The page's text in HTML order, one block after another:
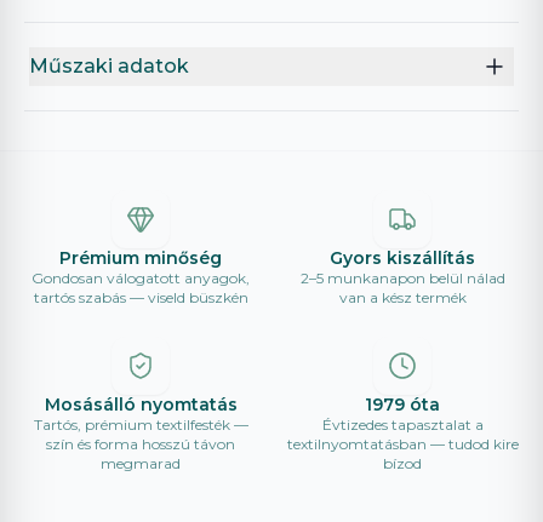
Műszaki adatok
Prémium minőség
Gondosan válogatott anyagok,
tartós szabás — viseld büszkén
Gyors kiszállítás
2–5 munkanapon belül nálad
van a kész termék
Mosásálló nyomtatás
Tartós, prémium textilfesték —
szín és forma hosszú távon
megmarad
1979 óta
Évtizedes tapasztalat a
textilnyomtatásban — tudod kire
bízod